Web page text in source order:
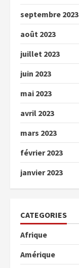
septembre 2023
août 2023
juillet 2023
juin 2023
mai 2023
avril 2023
mars 2023
février 2023
janvier 2023
CATEGORIES
Afrique
Amérique